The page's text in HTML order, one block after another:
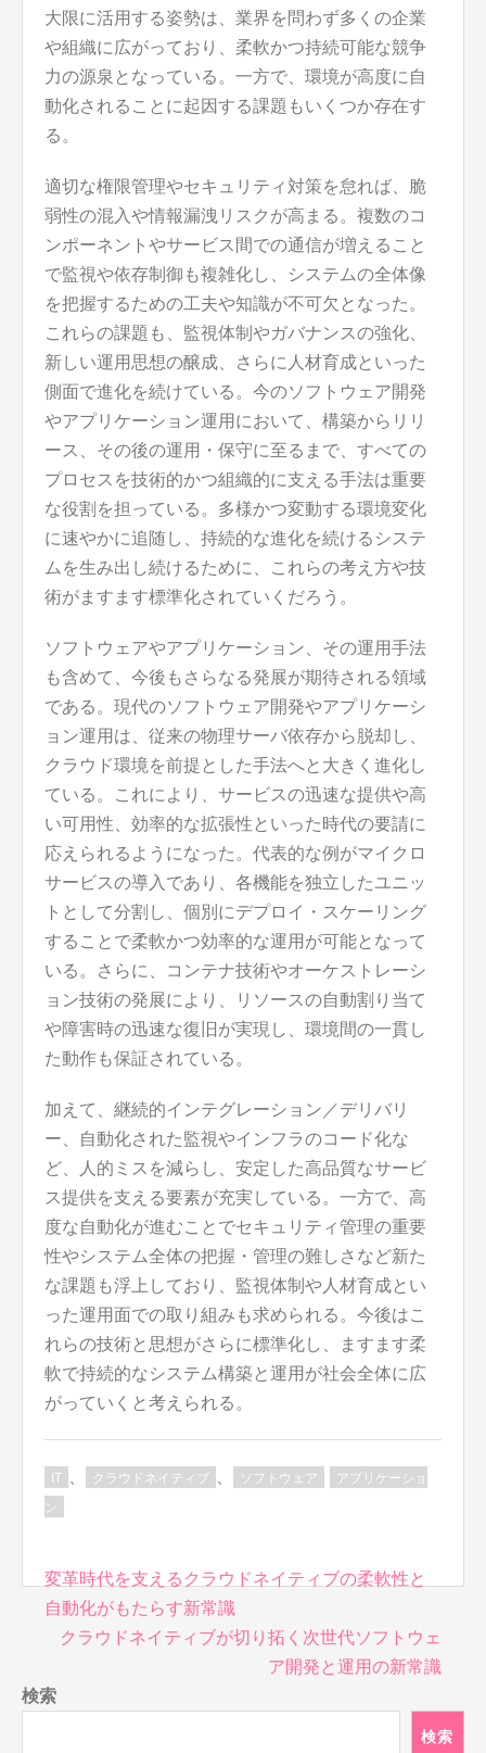
大限に活用する姿勢は、業界を問わず多くの企業
や組織に広がっており、柔軟かつ持続可能な競争
力の源泉となっている。一方で、環境が高度に自
動化されることに起因する課題もいくつか存在す
る。
適切な権限管理やセキュリティ対策を怠れば、脆
弱性の混入や情報漏洩リスクが高まる。複数のコ
ンポーネントやサービス間での通信が増えること
で監視や依存制御も複雑化し、システムの全体像
を把握するための工夫や知識が不可欠となった。
これらの課題も、監視体制やガバナンスの強化、
新しい運用思想の醸成、さらに人材育成といった
側面で進化を続けている。今のソフトウェア開発
やアプリケーション運用において、構築からリリ
ース、その後の運用・保守に至るまで、すべての
プロセスを技術的かつ組織的に支える手法は重要
な役割を担っている。多様かつ変動する環境変化
に速やかに追随し、持続的な進化を続けるシステ
ムを生み出し続けるために、これらの考え方や技
術がますます標準化されていくだろう。
ソフトウェアやアプリケーション、その運用手法
も含めて、今後もさらなる発展が期待される領域
である。現代のソフトウェア開発やアプリケーシ
ョン運用は、従来の物理サーバ依存から脱却し、
クラウド環境を前提とした手法へと大きく進化し
ている。これにより、サービスの迅速な提供や高
い可用性、効率的な拡張性といった時代の要請に
応えられるようになった。代表的な例がマイクロ
サービスの導入であり、各機能を独立したユニッ
トとして分割し、個別にデプロイ・スケーリング
することで柔軟かつ効率的な運用が可能となって
いる。さらに、コンテナ技術やオーケストレーシ
ョン技術の発展により、リソースの自動割り当て
や障害時の迅速な復旧が実現し、環境間の一貫し
た動作も保証されている。
加えて、継続的インテグレーション／デリバリ
ー、自動化された監視やインフラのコード化な
ど、人的ミスを減らし、安定した高品質なサービ
ス提供を支える要素が充実している。一方で、高
度な自動化が進むことでセキュリティ管理の重要
性やシステム全体の把握・管理の難しさなど新た
な課題も浮上しており、監視体制や人材育成とい
った運用面での取り組みも求められる。今後はこ
れらの技術と思想がさらに標準化し、ますます柔
軟で持続的なシステム構築と運用が社会全体に広
がっていくと考えられる。
IT クラウドネイティブ ソフトウェア
アプリケーショ
ン
投
稿
ナ
ゲ
ー
変革時代を支えるクラウドネイティブの柔軟性と
自動化がもたらす新常識
クラウドネイティブが切り拓く次世代ソフトウェ
ア開発と運用の新常識
検索
検索